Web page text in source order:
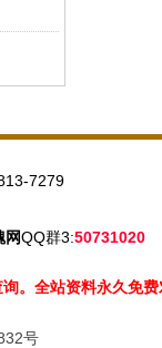
7279
网QQ群3:50731020
。全站资料永久免
号